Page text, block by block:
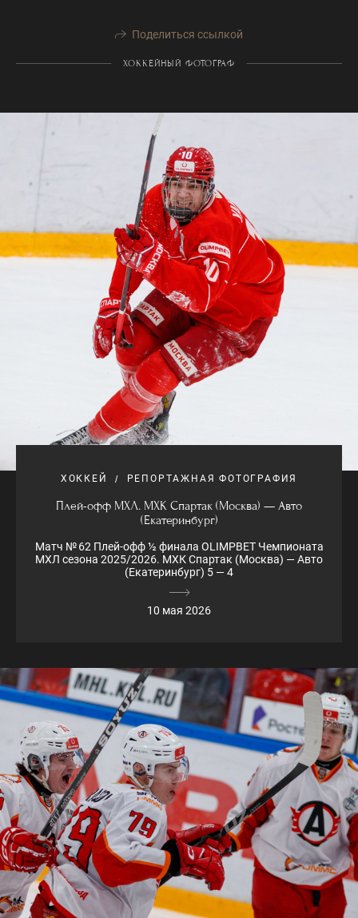
Поделиться ссылкой
ХОККЕЙНЫЙ ФОТОГРАФ
ХОККЕЙ РЕПОРТАЖНАЯ ФОТОГРАФИЯ
Плей-офф МХЛ. МХК Спартак (Москва) — Авто
(Екатеринбург)
Матч № 62 Плей-офф ½ финала OLIMPBET Чемпионата
МХЛ сезона 2025/2026. МХК Спартак (Москва) — Авто
(Екатеринбург) 5 — 4
10 мая 2026